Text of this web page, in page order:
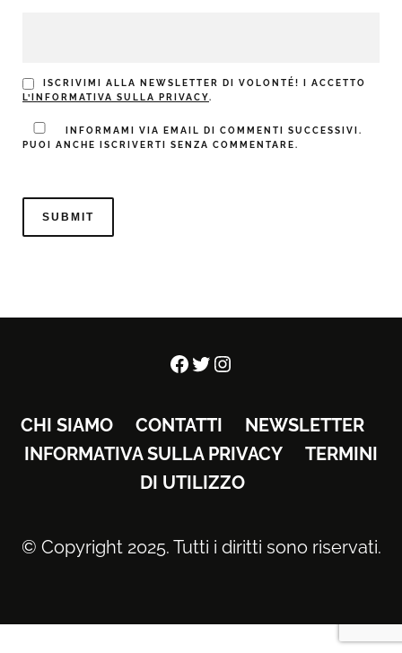
ISCRIVIMI ALLA NEWSLETTER DI VOLONTÉ! I ACCETTO
L’INFORMATIVA SULLA PRIVACY.
INFORMAMI VIA EMAIL DI COMMENTI SUCCESSIVI.
PUOI ANCHE ISCRIVERTI SENZA COMMENTARE.
Facebook
Twitter
Instagram
CHI SIAMO CONTATTI
NEWSLETTER
INFORMATIVA SULLA PRIVACY
TERMINI
DI UTILIZZO
© Copyright 2025. Tutti i diritti sono riservati.